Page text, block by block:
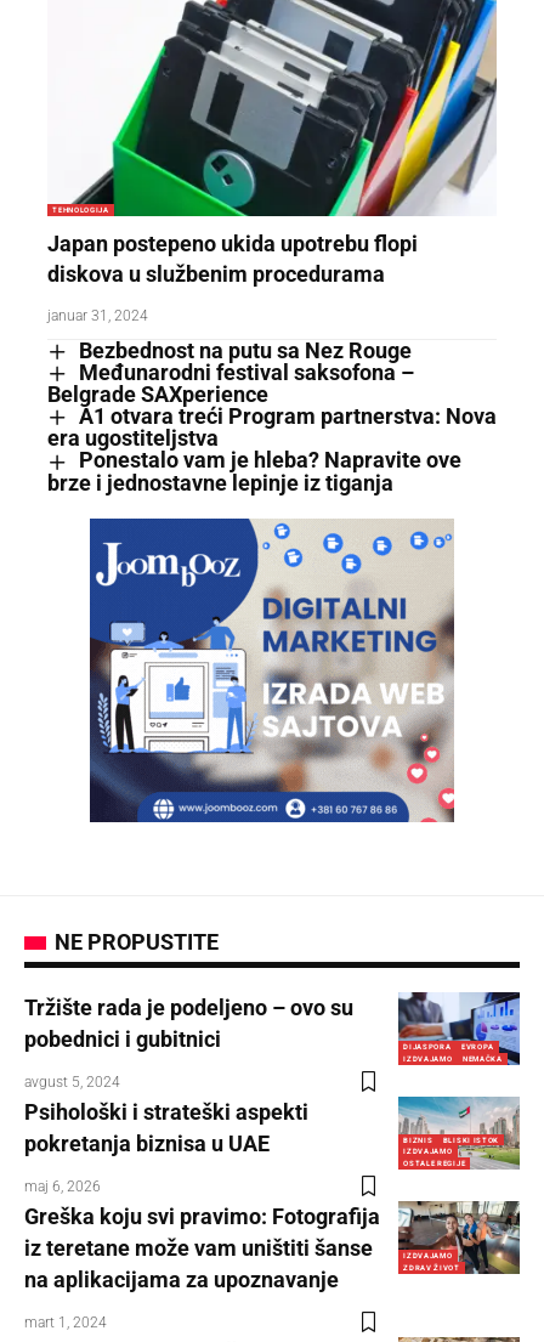
TEHNOLOGIJA
Japan postepeno ukida upotrebu flopi
diskova u službenim procedurama
januar 31, 2024
Bezbednost na putu sa Nez Rouge
Međunarodni festival saksofona –
Belgrade SAXperience
A1 otvara treći Program partnerstva: Nova
era ugostiteljstva
Ponestalo vam je hleba? Napravite ove
brze i jednostavne lepinje iz tiganja
NE PROPUSTITE
DIJASPORA
EVROPA
IZDVAJAMO
NEMAČKA
Tržište rada je podeljeno – ovo su
pobednici i gubitnici
avgust 5, 2024
BIZNIS
BLISKI ISTOK
IZDVAJAMO
OSTALE REGIJE
Psihološki i strateški aspekti
pokretanja biznisa u UAE
maj 6, 2026
IZDVAJAMO
ZDRAV ŽIVOT
Greška koju svi pravimo: Fotografija
iz teretane može vam uništiti šanse
na aplikacijama za upoznavanje
mart 1, 2024